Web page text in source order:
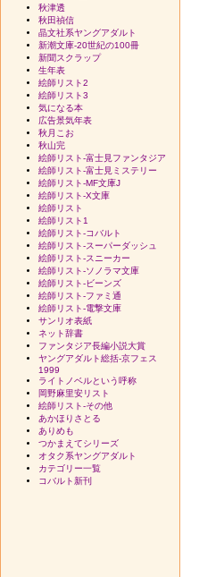
秋津透
秋田禎信
晶文社系ヤングアダルト
新潮文庫-20世紀の100冊
新聞スクラップ
生年表
絵師リスト2
絵師リスト3
気になる本
広告景気年表
秋月こお
秋山完
絵師リスト-富士見ファンタジア
絵師リスト-富士見ミステリー
絵師リスト-MF文庫J
絵師リスト-X文庫
絵師リスト
絵師リスト1
絵師リスト-コバルト
絵師リスト-スーパーダッシュ
絵師リスト-スニーカー
絵師リスト-ソノラマ文庫
絵師リスト-ビーンズ
絵師リスト-ファミ通
絵師リスト-電撃文庫
サンリオ表紙
ネット辞書
ファンタジア長編小説大賞
ヤングアダルト総括-京フェス
1999
ライトノベルという呼称
岡野麻里安リスト
絵師リスト-その他
あかほりさとる
ありめも
つかまえてシリーズ
オタク系ヤングアダルト
カテゴリー一覧
コバルト新刊